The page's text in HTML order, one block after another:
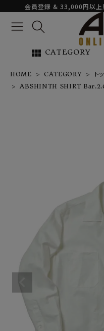
会員登録 & 33,000円以上
view_module CATEGORY
CATEGORY
CONTENTS
SHOP
HOME CATEGORY ト
ABSHINTH SHIRT